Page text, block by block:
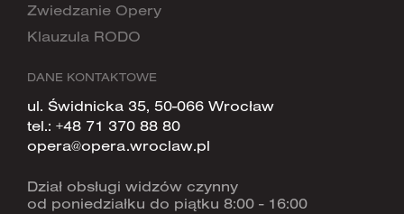
Zwiedzanie Opery
Klauzula RODO
DANE KONTAKTOWE
ul. Świdnicka 35, 50-066 Wrocław
tel.: +48 71 370 88 80
opera@opera.wroclaw.pl
Dział obsługi widzów czynny
od poniedziałku do piątku 8:00 - 16:00